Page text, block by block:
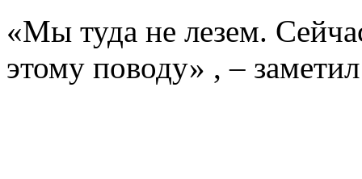
«Мы туда не лезем.
этому поводу» , –